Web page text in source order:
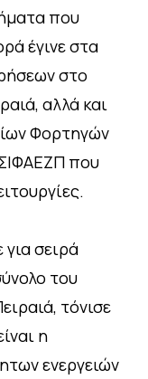
που
έγινε στα
στο
αλλά και
Φορτηγών
που
σειρά
του
τόνισε
η
ενεργειών